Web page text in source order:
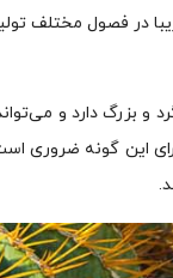
در فصول مختلف
و بزرگ دارد و
این گونه ضروری